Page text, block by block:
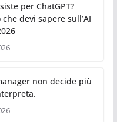
per ChatGPT?
devi sapere sull’AI
non decide più